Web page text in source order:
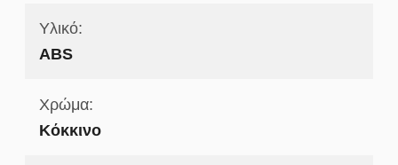
Υλικό:
ABS
Χρώμα:
Κόκκινο